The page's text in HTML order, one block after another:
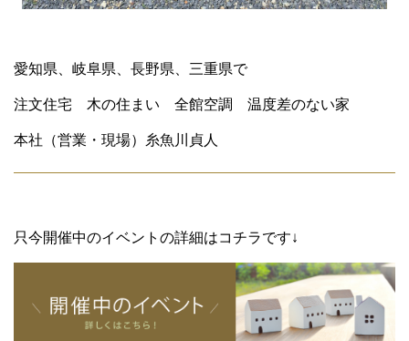
愛知県、岐阜県、長野県、三重県で
注文住宅 木の住まい 全館空調 温度差のない家
本社（営業・現場）糸魚川貞人
只今開催中のイベントの詳細はコチラです↓